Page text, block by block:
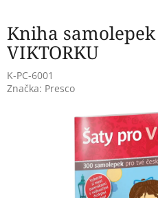
Kniha
VIKTORKU
K-PC-6001
Značka: Presco